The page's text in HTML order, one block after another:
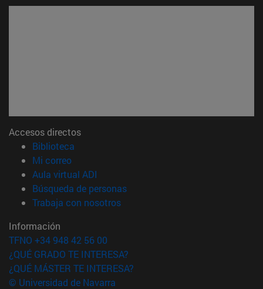
Accesos directos
Biblioteca
Mi correo(abre en nueva ventana)
Aula virtual ADI
Búsqueda de personas(abre en nueva ventana)
Trabaja con nosotros(abre en nueva ventana)
Información
TFNO +34 948 42 56 00
¿QUÉ GRADO TE INTERESA?
¿QUÉ MÁSTER TE INTERESA?
© Universidad de Navarra